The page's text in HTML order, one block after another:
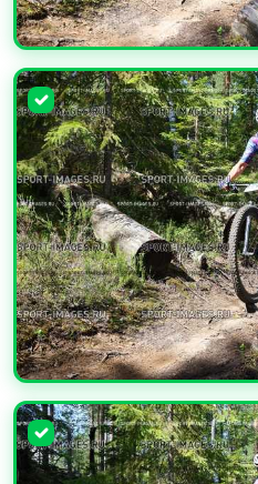
УВЕЛИЧИТЬ
УВЕЛИЧИТЬ